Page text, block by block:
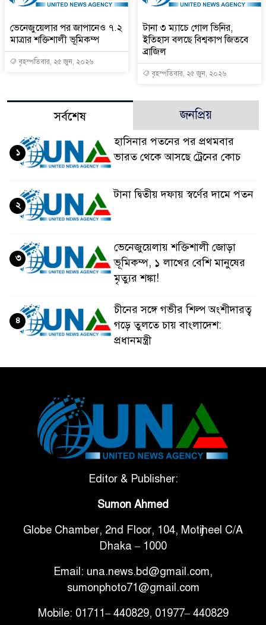
ভেনেজুয়েলার পর জাপানেও ৭.২
মাত্রার শক্তিশালী ভূমিকম্প
বৃহস্পতিবার, ২৫ জুন, ২০২৬
টানা ৩ ম্যাচে গোল ভিনির,
ইতিহাস বলছে বিশ্বকাপ জিতবে
ব্রাজিল
বৃহস্পতিবার, ২৫ জুন, ২০২৬
সর্বশেষ জনপ্রিয়
হাসিনার পতনের পর প্রথমবার
ভারত থেকে আসছে ট্রেনের কোচ
১
টানা দ্বিতীয় দফায় স্বর্ণের দামে পতন
২
ভেনেজুয়েলায় শক্তিশালী জোড়া
ভূমিকম্প, ১ লাখের বেশি মানুষের
মৃত্যুর শঙ্কা!
৩
চীনের সঙ্গে গভীর শিল্প অংশীদারত্ব
গড়ে তুলতে চায় বাংলাদেশ:
প্রধানমন্ত্রী
৪
টানা ৩ ম্যাচে গোল ভিনির, ইতিহাস
বলছে বিশ্বকাপ জিতবে ব্রাজিল
সরকারি ৩শ কেজি বই বিক্রির
গাড়ি বিক্রির পর মালিকানা
পরিবর্তনে কঠোর নির্দেশনা
আ.লীগ ও বিএনপির বিরুদ্ধে
নাহিদ
Editor & Publisher:
Sumon Ahmed
Globe Chamber, 2nd Floor, 104, Motijheel C/A
Dhaka – 1000
Email: una.news.bd@gmail.com,
sumonphoto71@gmail.com
Mobile: 01711– 440829, 01977– 440829